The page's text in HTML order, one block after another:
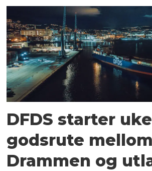
DFDS starter
godsrute mellom
Drammen og